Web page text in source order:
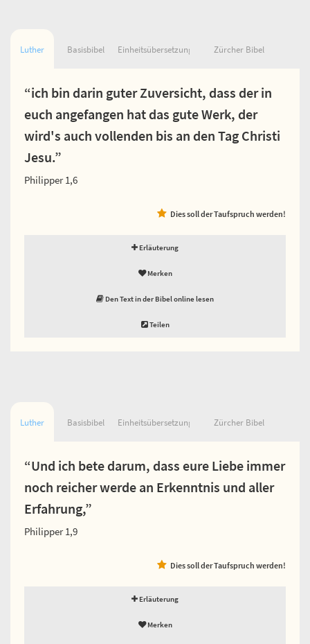
Luther Basisbibel Einheitsübersetzung Zürcher Bibel
“ich bin darin guter Zuversicht, dass der in
euch angefangen hat das gute Werk, der
wird's auch vollenden bis an den Tag Christi
Jesu.”
Philipper 1,6
Dies soll der Taufspruch werden!
Erläuterung
Merken
Den Text in der Bibel online lesen
Teilen
Luther Basisbibel Einheitsübersetzung Zürcher Bibel
“Und ich bete darum, dass eure Liebe immer
noch reicher werde an Erkenntnis und aller
Erfahrung,”
Philipper 1,9
Dies soll der Taufspruch werden!
Erläuterung
Merken